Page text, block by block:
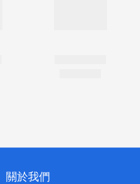
關於我們